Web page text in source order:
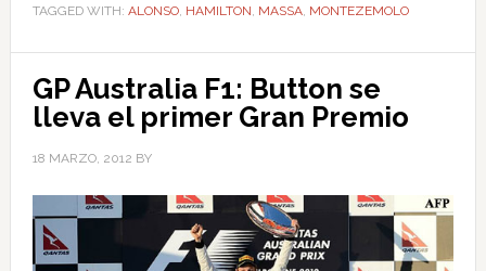
TAGGED WITH: ALONSO, HAMILTON, MASSA, MONTEZEMOLO
GP Australia F1: Button se
lleva el primer Gran Premio
18 MARZO, 2012 BY